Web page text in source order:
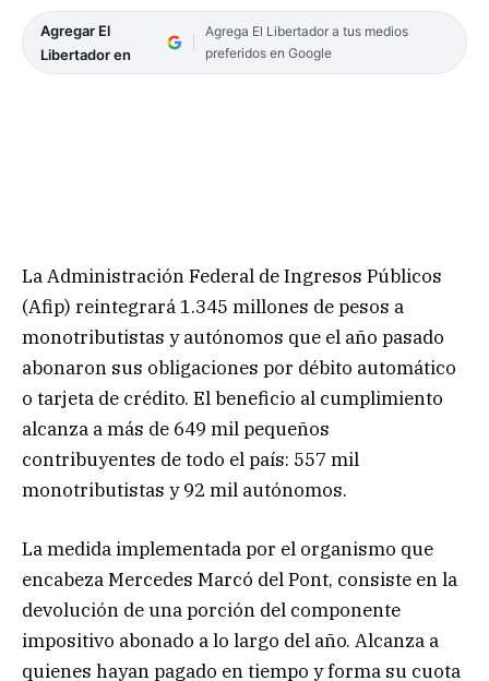
Agregar El
Libertador en
Agrega El Libertador a tus medios
preferidos en Google
La Administración Federal de Ingresos Públicos
(Afip) reintegrará 1.345 millones de pesos a
monotributistas y autónomos que el año pasado
abonaron sus obligaciones por débito automático
o tarjeta de crédito. El beneficio al cumplimiento
alcanza a más de 649 mil pequeños
contribuyentes de todo el país: 557 mil
monotributistas y 92 mil autónomos.
La medida implementada por el organismo que
encabeza Mercedes Marcó del Pont, consiste en la
devolución de una porción del componente
impositivo abonado a lo largo del año. Alcanza a
quienes hayan pagado en tiempo y forma su cuota